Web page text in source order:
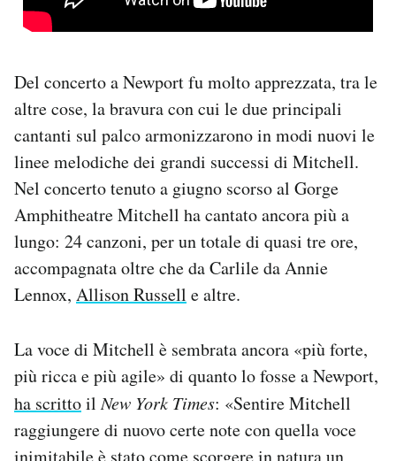
Del concerto a Newport fu molto apprezzata, tra le
altre cose, la bravura con cui le due principali
cantanti sul palco armonizzarono in modi nuovi le
linee melodiche dei grandi successi di Mitchell.
Nel concerto tenuto a giugno scorso al Gorge
Amphitheatre Mitchell ha cantato ancora più a
lungo: 24 canzoni, per un totale di quasi tre ore,
accompagnata oltre che da Carlile da Annie
Lennox, Allison Russell e altre.
La voce di Mitchell è sembrata ancora «più forte,
più ricca e più agile» di quanto lo fosse a Newport,
ha scrittoilNew York Times: «Sentire Mitchell
raggiungere di nuovo certe note con quella voce
inimitabile è stato come scorgere in natura un